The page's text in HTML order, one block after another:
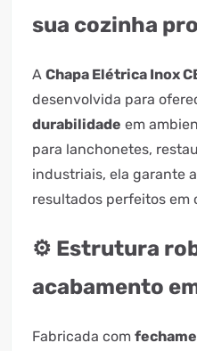
sua cozinha
A Chapa Elétrica Inox
desenvolvida para
durabilidade em
para lanchonetes,
industriais, ela garante
resultados perfeitos em
⚙️ Estrutura
acabamento
Fabricada com